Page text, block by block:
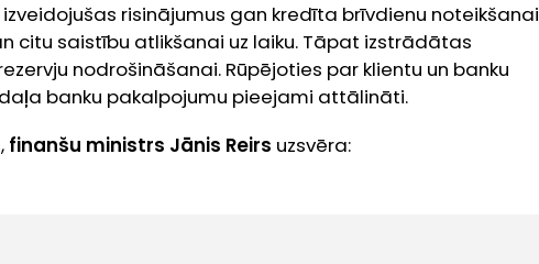
risinājumus gan kredīta brīvdienu noteikšanai
citu saistību atlikšanai uz laiku. Tāpat izstrādātas
nodrošināšanai. Rūpējoties par klientu un banku
banku pakalpojumu pieejami attālināti.
finanšu ministrs Jānis Reirs uzsvēra: